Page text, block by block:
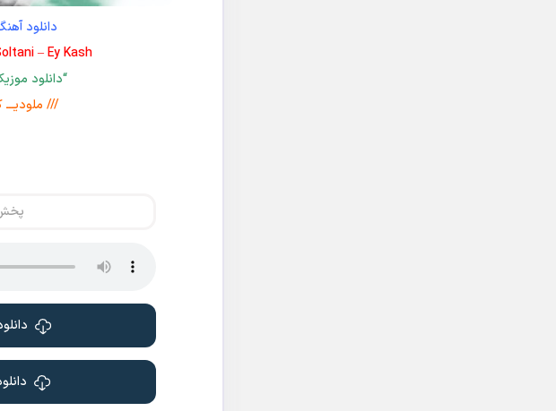
دانلود
– Ey Kash
“دانلود
///